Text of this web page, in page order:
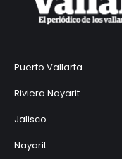
Puerto Vallarta
Riviera Nayarit
Jalisco
Nayarit